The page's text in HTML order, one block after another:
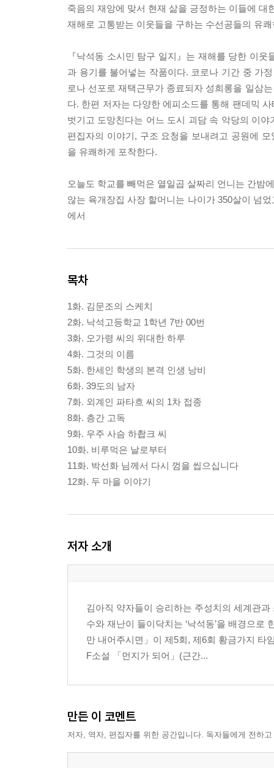
죽음의 재앙에 맞서 현재 삶을 긍정하는 이들에 대
재해로 고통받는 이웃들을 구하는 수선공들의 유
『낙석동 소시민 탐구 일지』는 재해를 당한 이
과 용기를 불어넣는 작품이다. 코로나 기간 중 가
로나 선포로 재택근무가 종료되자 성희롱을 일삼
다. 한편 저자는 다양한 에피소드를 통해 팬데믹
벗기고 도망친다는 어느 도시 괴담 속 악당의 이
편집자의 이야기, 구조 요청을 보내려고 공원에
을 유쾌하게 포착한다.
오늘도 학교를 빼먹은 열일곱 살짜리 언니는 간밤
않는 육개장집 사장 할머니는 나이가 350살이 넘
에서
목차
1화. 김문조의 스케치
2화. 낙석고등학교 1학년 7반 00번
3화. 오가령 씨의 위대한 하루
4화. 그것의 이름
5화. 한세인 학생의 본격 인생 낭비
6화. 39도의 남자
7화. 외계인 파타흐 씨의 1차 접종
8화. 층간 고독
9화. 우주 사슴 하촵크 씨
10화. 비루먹은 날로부터
11화. 박선화 님께서 다시 껌을 씹으십니다
12화. 두 마을 이야기
저자 소개
김아직 약자들이 승리하는 주성치의 세계관
수와 재난이 들이닥치는 ‘낙석동’을 배경으
만 내어주시면」이 제5회, 제6회 황금가지 타
F소설 「먼지가 되어」(근간...
만든 이 코멘트
저자, 역자, 편집자를 위한 공간입니다. 독자들에게 전하